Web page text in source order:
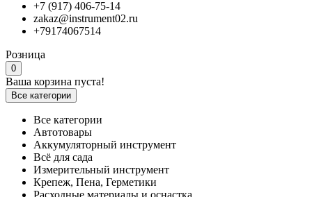
+7 (917) 406-75-14
zakaz@instrument02.ru
+79174067514
Розница
0
Ваша корзина пуста!
Все категории
Все категории
Автотовары
Аккумуляторный инструмент
Всё для сада
Измерительный инструмент
Крепеж, Пена, Герметики
Расходные материалы и оснастка